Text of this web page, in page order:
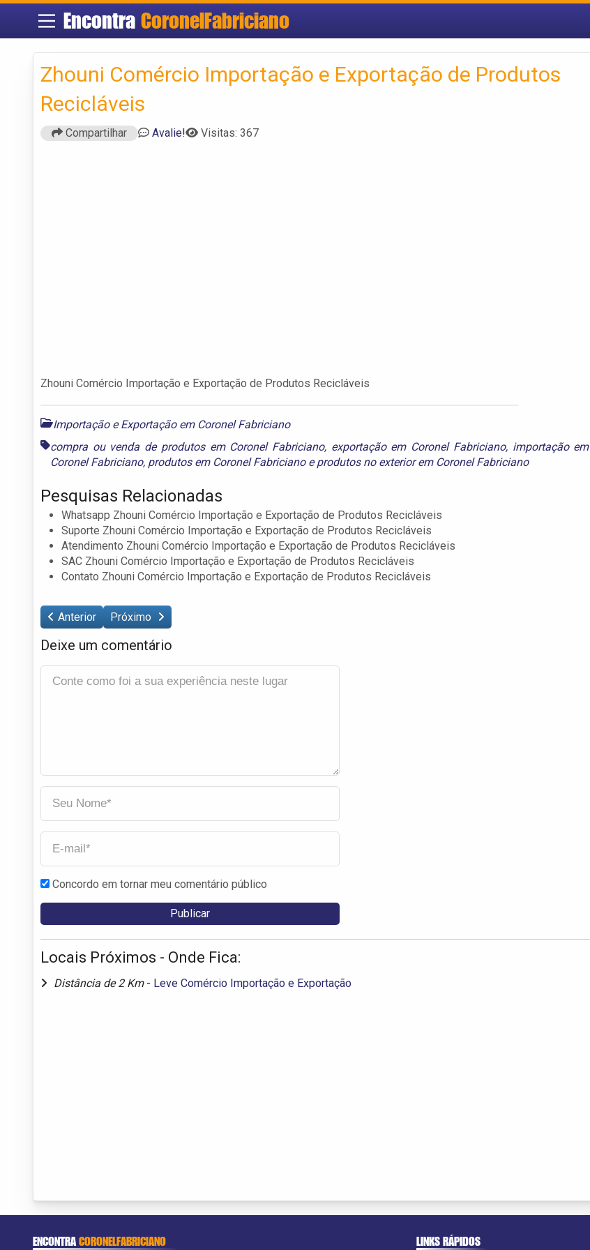
Encontra CoronelFabriciano
Zhouni Comércio Importação e Exportação de Produtos
Recicláveis
Compartilhar Avalie! Visitas: 367
Zhouni Comércio Importação e Exportação de Produtos Recicláveis
Importação e Exportação em Coronel Fabriciano
compra ou venda de produtos em Coronel Fabriciano, exportação em Coronel Fabriciano, importação em
Coronel Fabriciano, produtos em Coronel Fabricianoeprodutos no exterior em Coronel Fabriciano
Pesquisas Relacionadas
Whatsapp Zhouni Comércio Importação e Exportação de Produtos Recicláveis
Suporte Zhouni Comércio Importação e Exportação de Produtos Recicláveis
Atendimento Zhouni Comércio Importação e Exportação de Produtos Recicláveis
SAC Zhouni Comércio Importação e Exportação de Produtos Recicláveis
Contato Zhouni Comércio Importação e Exportação de Produtos Recicláveis
Anterior Próximo
Deixe um comentário
Concordo em tornar meu comentário público
Locais Próximos - Onde Fica:
Distância de 2 Km - Leve Comércio Importação e Exportação
ENCONTRACORONELFABRICIANO LINKS RÁPIDOS